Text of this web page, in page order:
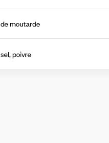
de moutarde
sel, poivre